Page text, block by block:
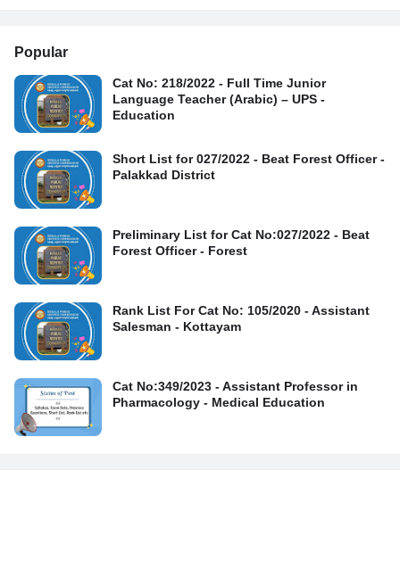
Popular
Cat No: 218/2022 - Full Time Junior
Language Teacher (Arabic) – UPS -
Education
Short List for 027/2022 - Beat Forest Officer -
Palakkad District
Preliminary List for Cat No:027/2022 - Beat
Forest Officer - Forest
Rank List For Cat No: 105/2020 - Assistant
Salesman - Kottayam
Cat No:349/2023 - Assistant Professor in
Pharmacology - Medical Education